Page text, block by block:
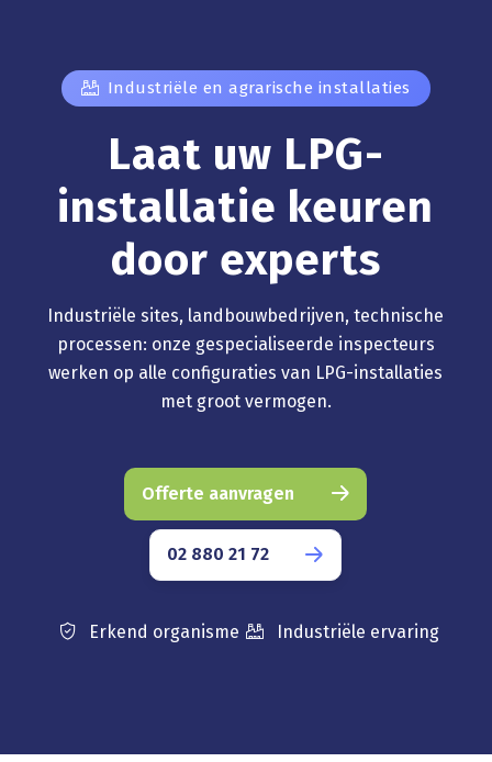
Industriële en agrarische installaties
Laat uw LPG-
installatie keuren
door experts
Industriële sites, landbouwbedrijven, technische
processen: onze gespecialiseerde inspecteurs
werken op alle configuraties van LPG-installaties
met groot vermogen.
Offerte aanvragen
02 880 21 72
Erkend organisme Industriële ervaring